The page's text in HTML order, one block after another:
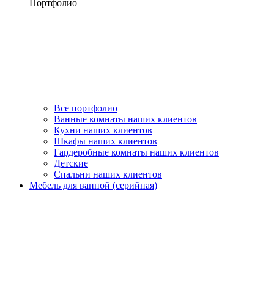
Портфолио
Все портфолио
Ванные комнаты наших клиентов
Кухни наших клиентов
Шкафы наших клиентов
Гардеробные комнаты наших клиентов
Детские
Спальни наших клиентов
Мебель для ванной (серийная)